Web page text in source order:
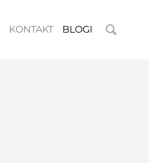
KONTAKT BLOGI